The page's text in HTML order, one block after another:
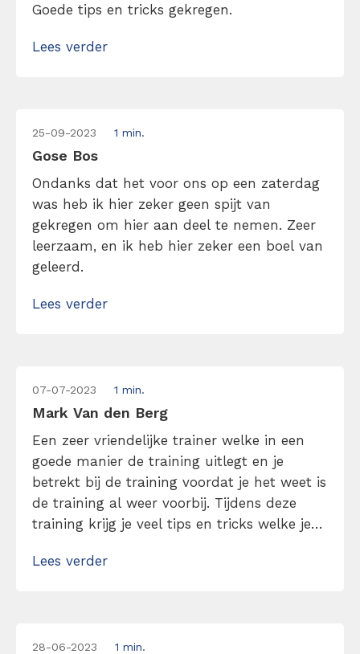
Goede tips en tricks gekregen.
Lees verder
25-09-2023 1 min.
Gose Bos
Ondanks dat het voor ons op een zaterdag
was heb ik hier zeker geen spijt van
gekregen om hier aan deel te nemen. Zeer
leerzaam, en ik heb hier zeker een boel van
geleerd.
Lees verder
07-07-2023 1 min.
Mark Van den Berg
Een zeer vriendelijke trainer welke in een
goede manier de training uitlegt en je
betrekt bij de training voordat je het weet is
de training al weer voorbij. Tijdens deze
training krijg je veel tips en tricks welke je
Lees verder
28-06-2023 1 min.